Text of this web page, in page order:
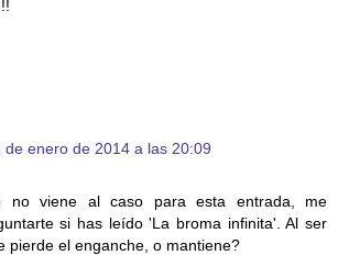
de enero de 2014 a las 20:09
no viene al caso para esta entrada, me
si has leído 'La broma infinita'. Al ser
pierde el enganche, o mantiene?